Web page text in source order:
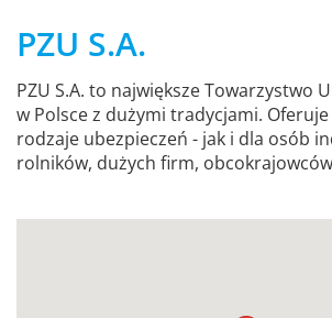
PZU S.A.
PZU S.A. to największe Towarzystwo
w Polsce z dużymi tradycjami.
rodzaje ubezpieczeń - jak i dla osób
rolników, dużych firm,